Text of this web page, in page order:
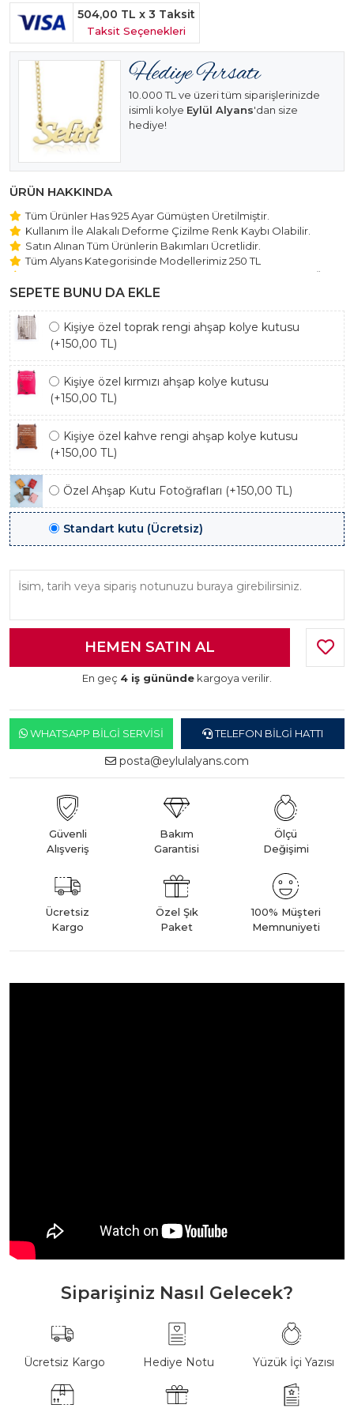
504,00 TL x 3 Taksit
Taksit Seçenekleri
10.000 TL ve üzeri tüm siparişlerinizde
isimli kolye Eylül Alyans'dan size
hediye!
ÜRÜN HAKKINDA
Tüm Ürünler Has 925 Ayar Gümüşten Üretilmiştir.
Kullanım İle Alakalı Deforme Çizilme Renk Kaybı Olabilir.
Satın Alınan Tüm Ürünlerin Bakımları Ücretlidir.
Tüm Alyans Kategorisinde Modellerimiz 250 TL
Beştaş Tektaş Kolye ve Bileklik Modellerimiz 150 TL Sabit Ücret
ile Hareket Edilmektedir.
SEPETE BUNU DA EKLE
Kişiye özel toprak rengi ahşap kolye kutusu
(+150,00 TL)
Kişiye özel kırmızı ahşap kolye kutusu
(+150,00 TL)
Kişiye özel kahve rengi ahşap kolye kutusu
(+150,00 TL)
Özel Ahşap Kutu Fotoğrafları (+150,00 TL)
Standart kutu (Ücretsiz)
En geç 4 iş gününde kargoya verilir.
WHATSAPP BILGI SERVISI TELEFON BILGI HATTI
posta@eylulalyans.com
Güvenli
Alışveriş
Bakım
Garantisi
Ölçü
Değişimi
Ücretsiz
Kargo
Özel Şık
Paket
100% Müşteri
Memnuniyeti
Siparişiniz Nasıl Gelecek?
Ücretsiz Kargo Hediye Notu Yüzük İçi Yazısı